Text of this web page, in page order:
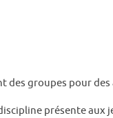
des groupes pour
présente aux